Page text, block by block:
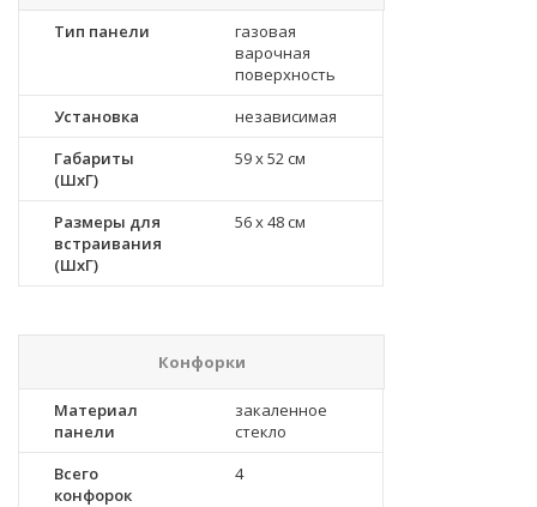
Тип панели
газовая
варочная
поверхность
Установка
независимая
Габариты
(ШхГ)
59 x 52 см
Размеры для
встраивания
(ШхГ)
56 x 48 см
Конфорки
Материал
панели
закаленное
стекло
Всего
конфорок
4